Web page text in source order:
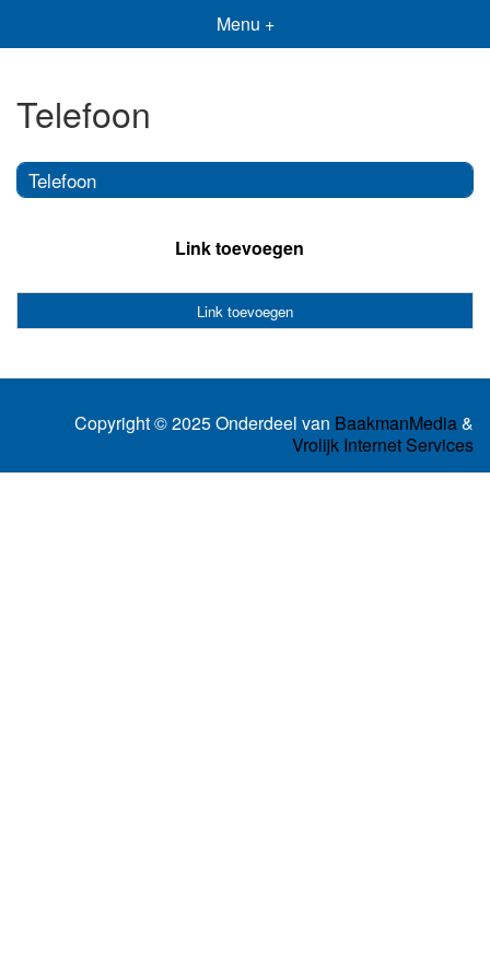
Menu +
Telefoon
Telefoon
Link toevoegen
Link toevoegen
Copyright © 2025 Onderdeel van BaakmanMedia&
Vrolijk Internet Services